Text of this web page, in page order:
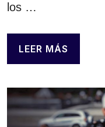
los …
LEER MÁS